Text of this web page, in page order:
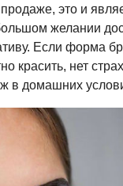
это и
желании
Если форма
красить, нет
в домашних